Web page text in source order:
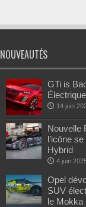
NOUVEAUTÉS
GTi is
Électrique
14 juin
Nouvelle
l’icône
Hybrid
4 juin
Opel
SUV
le Mokka